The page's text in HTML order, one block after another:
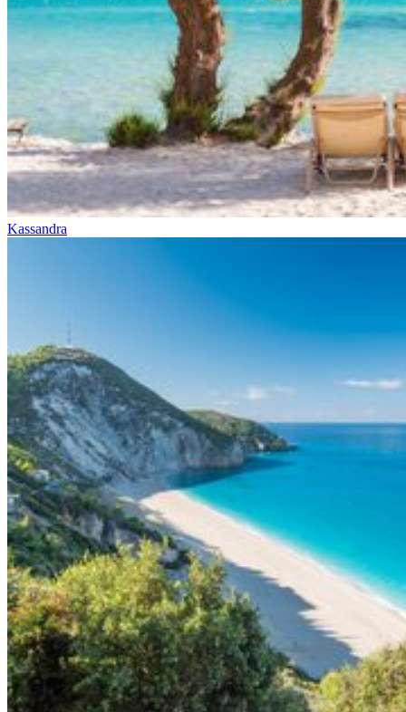
Kassandra